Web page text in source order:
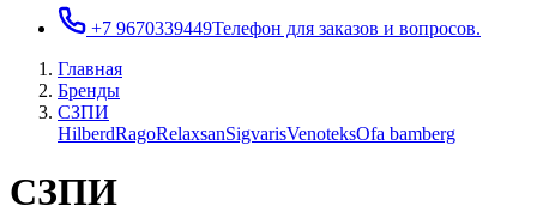
+7 9670339449Телефон для заказов и вопросов.
Главная
Бренды
СЗПИ
HilberdRagoRelaxsanSigvarisVenoteksOfa bamberg
СЗПИ